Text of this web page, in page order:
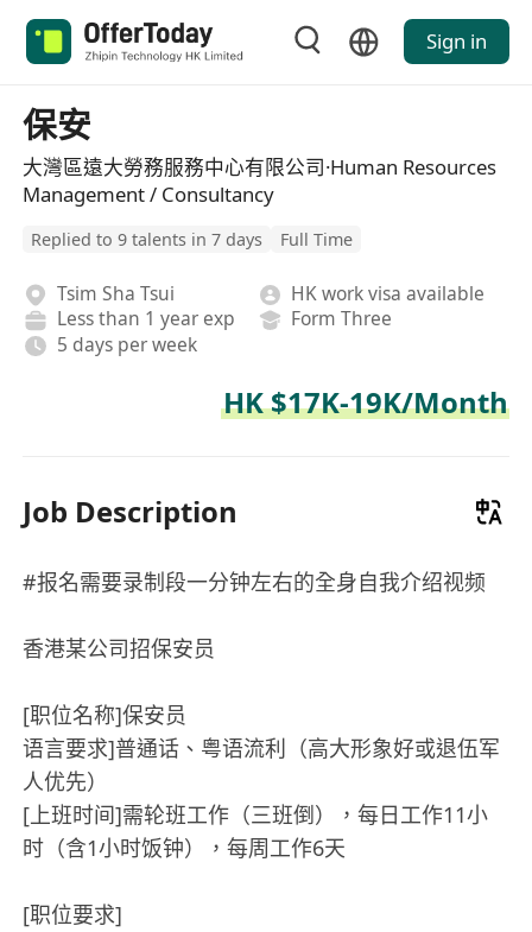
Sign in
保安
大灣區遠大勞務服務中心有限公司·Human Resources
Management / Consultancy
Replied to 9 talents in 7 days Full Time
Tsim Sha Tsui
HK work visa available
Less than 1 year exp
Form Three
5 days per week
HK $17K-19K/Month
Job Description
#报名需要录制段一分钟左右的全身自我介绍视频
香港某公司招保安员
[职位名称]保安员
语言要求]普通话、粤语流利（高大形象好或退伍军
人优先）
[上班时间]需轮班工作（三班倒），每日工作11小
时（含1小时饭钟），每周工作6天
[职位要求]